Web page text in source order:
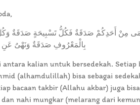
مِنْ أَحَدِكُمْ صَدَقَةٌ فَكُلُّ تَسْبِيحَةٍ صَدَقَةٌ وَكُلُّ
بِالْمَعْرُوفِ صَدَقَةٌ وَنَهْىٌ عَنِ
kalian untuk bersedekah. Setiap
(alhamdulillah) bisa sebagai
bacaan takbir (Allahu akbar) juga
nahi mungkar (melarang dari